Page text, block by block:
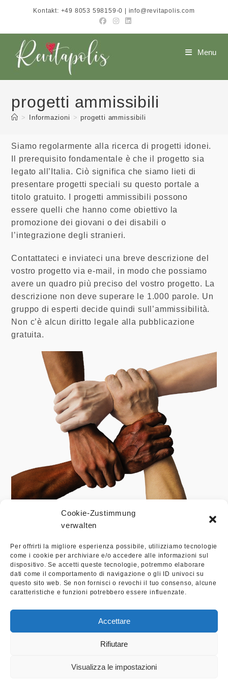
Cookie-Zustimmung
verwalten
Per offrirti la migliore esperienza possibile, utilizziamo tecnologie
come i cookie per archiviare e/o accedere alle informazioni sul
dispositivo. Se accetti queste tecnologie, potremmo elaborare
dati come il comportamento di navigazione o gli ID univoci su
questo sito web. Se non fornisci o revochi il tuo consenso, alcune
caratteristiche e funzioni potrebbero essere influenzate.
Accettare
Rifiutare
Visualizza le impostazioni
Kontakt: +49 8053 598159-0 | info@revitapolis.com
Menu
progetti ammissibili
> Informazioni > progetti ammissibili
Siamo regolarmente alla ricerca di progetti idonei.
Il prerequisito fondamentale è che il progetto sia
legato all’Italia. Ciò significa che siamo lieti di
presentare progetti speciali su questo portale a
titolo gratuito. I progetti ammissibili possono
essere quelli che hanno come obiettivo la
promozione dei giovani o dei disabili o
l’integrazione degli stranieri.
Contattateci e inviateci una breve descrizione del
vostro progetto via e-mail, in modo che possiamo
avere un quadro più preciso del vostro progetto. La
descrizione non deve superare le 1.000 parole. Un
gruppo di esperti decide quindi sull’ammissibilità.
Non c’è alcun diritto legale alla pubblicazione
gratuita.